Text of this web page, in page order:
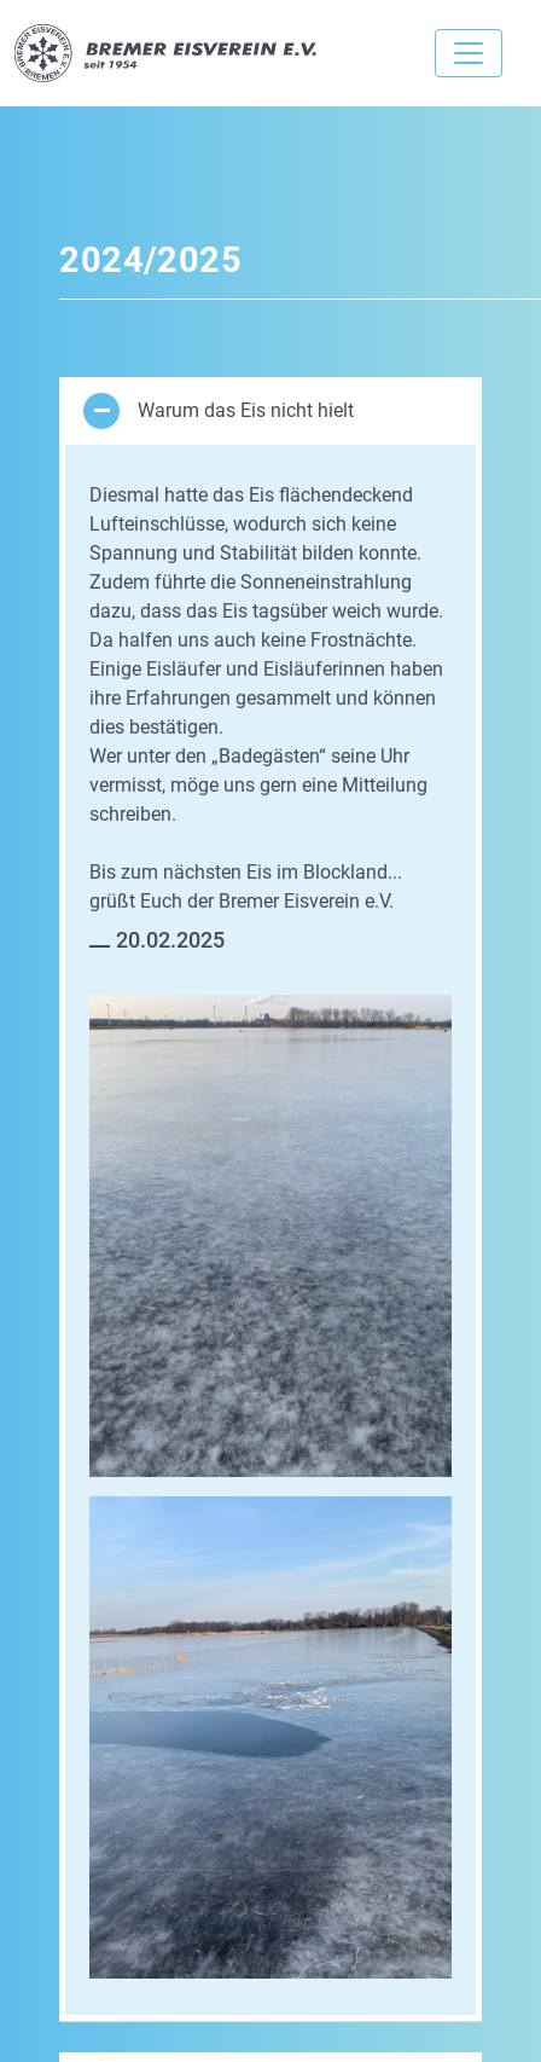
2024/2025
Warum das Eis nicht hielt
Diesmal hatte das Eis flächendeckend
Lufteinschlüsse, wodurch sich keine
Spannung und Stabilität bilden konnte.
Zudem führte die Sonneneinstrahlung
dazu, dass das Eis tagsüber weich wurde.
Da halfen uns auch keine Frostnächte.
Einige Eisläufer und Eisläuferinnen haben
ihre Erfahrungen gesammelt und können
dies bestätigen.
Wer unter den „Badegästen“ seine Uhr
vermisst, möge uns gern eine Mitteilung
schreiben.
Bis zum nächsten Eis im Blockland...
grüßt Euch der Bremer Eisverein e.V.
20.02.2025